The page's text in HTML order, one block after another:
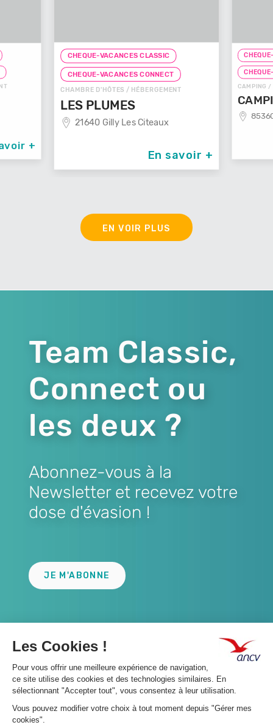
+
CHEQUE-VACANCES CLASSIC
CHEQUE-VACANCES CONNECT
CHAMBRE D'HÔTES / HÉBERGEMENT
LES PLUMES
21640 Gilly Les Citeaux
En savoir +
CAMPING /
EN VOIR PLUS
Team Classic,
Connect ou
les deux ?
Abonnez-vous à la
Newsletter et recevez votre
dose d'évasion !
JE M'ABONNE